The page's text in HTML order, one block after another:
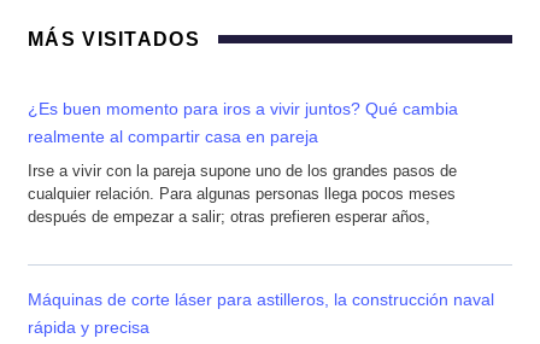
MÁS VISITADOS
¿Es buen momento para iros a vivir juntos? Qué cambia
realmente al compartir casa en pareja
Irse a vivir con la pareja supone uno de los grandes pasos de
cualquier relación. Para algunas personas llega pocos meses
después de empezar a salir; otras prefieren esperar años,
Máquinas de corte láser para astilleros, la construcción naval
rápida y precisa